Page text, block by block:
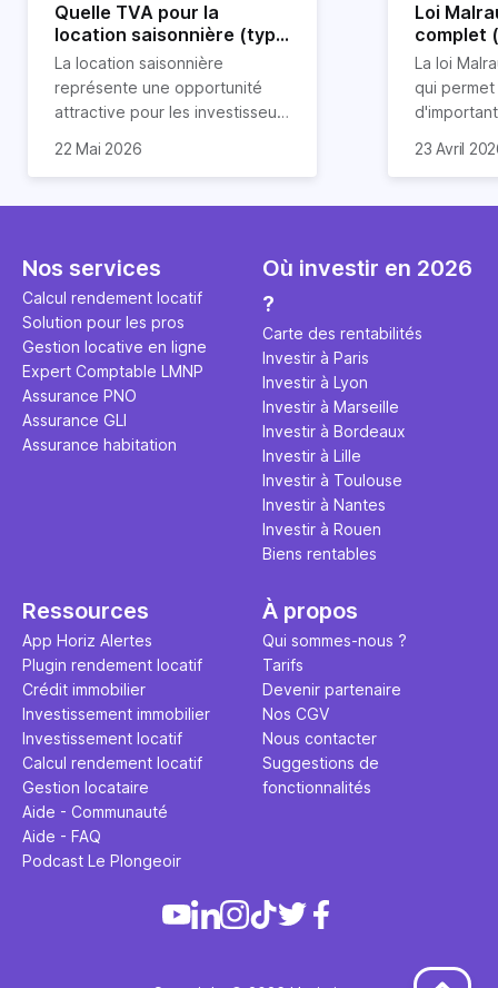
Quelle TVA pour la
location saisonnière (type
airbnb) ?
La location saisonnière
représente une opportunité
attractive pour les investisseurs
patrimoine et générer des
Cependant, il est crucial de
notamment la TVA, afin
Et qu’a-t-on appris à la rentrée
la TVA est généralisé pour les
saisonnière dans certaines
cet article.
22 Mai 2026
Loi
complet
La loi
qui
dimension
complet !
23 Avril
Nos services
Calcul rendement locatif
Solution pour les pros
Gestion locative en ligne
Expert Comptable LMNP
Assurance PNO
Assurance GLI
Assurance habitation
Où investir en 2026
?
Carte des rentabilités
Investir à Paris
Investir à Lyon
Investir à Marseille
Investir à Bordeaux
Investir à Lille
Investir à Toulouse
Investir à Nantes
Investir à Rouen
Biens rentables
Ressources
App Horiz Alertes
Plugin rendement locatif
Crédit immobilier
Investissement immobilier
Investissement locatif
Calcul rendement locatif
Gestion locataire
Aide - Communauté
Aide - FAQ
Podcast Le Plongeoir
À propos
Qui sommes-nous ?
Tarifs
Devenir partenaire
Nos CGV
Nous contacter
Suggestions de
fonctionnalités